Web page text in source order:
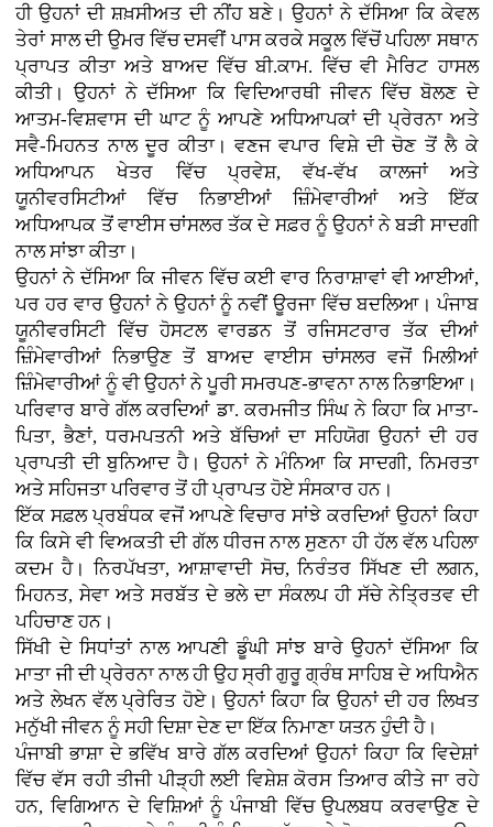
ਹੀ ਉਹਨਾਂ ਦੀ ਸ਼ਖ਼ਸੀਅਤ ਦੀ ਨੀਂਹ ਬਣੇ। ਉਹਨਾਂ ਨੇ ਦੱਸਿਆ ਕਿ ਕੇਵਲ
ਤੇਰਾਂ ਸਾਲ ਦੀ ਉਮਰ ਵਿੱਚ ਦਸਵੀਂ ਪਾਸ ਕਰਕੇ ਸਕੂਲ ਵਿੱਚੋਂ ਪਹਿਲਾ ਸਥਾਨ
ਪ੍ਰਾਪਤ ਕੀਤਾ ਅਤੇ ਬਾਅਦ ਵਿੱਚ ਬੀ.ਕਾਮ. ਵਿੱਚ ਵੀ ਮੈਰਿਟ ਹਾਸਲ
ਕੀਤੀ। ਉਹਨਾਂ ਨੇ ਦੱਸਿਆ ਕਿ ਵਿਦਿਆਰਥੀ ਜੀਵਨ ਵਿੱਚ ਬੋਲਣ ਦੇ
ਆਤਮ-ਵਿਸ਼ਵਾਸ ਦੀ ਘਾਟ ਨੂੰ ਆਪਣੇ ਅਧਿਆਪਕਾਂ ਦੀ ਪ੍ਰੇਰਨਾ ਅਤੇ
ਸਵੈ-ਮਿਹਨਤ ਨਾਲ ਦੂਰ ਕੀਤਾ। ਵਣਜ ਵਪਾਰ ਵਿਸ਼ੇ ਦੀ ਚੋਣ ਤੋਂ ਲੈ ਕੇ
ਅਧਿਆਪਨ ਖੇਤਰ ਵਿੱਚ ਪ੍ਰਵੇਸ਼, ਵੱਖ-ਵੱਖ ਕਾਲਜਾਂ ਅਤੇ
ਯੂਨੀਵਰਸਿਟੀਆਂ ਵਿੱਚ ਨਿਭਾਈਆਂ ਜ਼ਿੰਮੇਵਾਰੀਆਂ ਅਤੇ ਇੱਕ
ਅਧਿਆਪਕ ਤੋਂ ਵਾਈਸ ਚਾਂਸਲਰ ਤੱਕ ਦੇ ਸਫ਼ਰ ਨੂੰ ਉਹਨਾਂ ਨੇ ਬੜੀ ਸਾਦਗੀ
ਨਾਲ ਸਾਂਝਾ ਕੀਤਾ।
ਉਹਨਾਂ ਨੇ ਦੱਸਿਆ ਕਿ ਜੀਵਨ ਵਿੱਚ ਕਈ ਵਾਰ ਨਿਰਾਸ਼ਾਵਾਂ ਵੀ ਆਈਆਂ,
ਪਰ ਹਰ ਵਾਰ ਉਹਨਾਂ ਨੇ ਉਹਨਾਂ ਨੂੰ ਨਵੀਂ ਊਰਜਾ ਵਿੱਚ ਬਦਲਿਆ। ਪੰਜਾਬ
ਯੂਨੀਵਰਸਿਟੀ ਵਿੱਚ ਹੋਸਟਲ ਵਾਰਡਨ ਤੋਂ ਰਜਿਸਟਰਾਰ ਤੱਕ ਦੀਆਂ
ਜ਼ਿੰਮੇਵਾਰੀਆਂ ਨਿਭਾਉਣ ਤੋਂ ਬਾਅਦ ਵਾਈਸ ਚਾਂਸਲਰ ਵਜੋਂ ਮਿਲੀਆਂ
ਜ਼ਿੰਮੇਵਾਰੀਆਂ ਨੂੰ ਵੀ ਉਹਨਾਂ ਨੇ ਪੂਰੀ ਸਮਰਪਣ-ਭਾਵਨਾ ਨਾਲ ਨਿਭਾਇਆ।
ਪਰਿਵਾਰ ਬਾਰੇ ਗੱਲ ਕਰਦਿਆਂ ਡਾ. ਕਰਮਜੀਤ ਸਿੰਘ ਨੇ ਕਿਹਾ ਕਿ ਮਾਤਾ-
ਪਿਤਾ, ਭੈਣਾਂ, ਧਰਮਪਤਨੀ ਅਤੇ ਬੱਚਿਆਂ ਦਾ ਸਹਿਯੋਗ ਉਹਨਾਂ ਦੀ ਹਰ
ਪ੍ਰਾਪਤੀ ਦੀ ਬੁਨਿਆਦ ਹੈ। ਉਹਨਾਂ ਨੇ ਮੰਨਿਆ ਕਿ ਸਾਦਗੀ, ਨਿਮਰਤਾ
ਅਤੇ ਸਹਿਜਤਾ ਪਰਿਵਾਰ ਤੋਂ ਹੀ ਪ੍ਰਾਪਤ ਹੋਏ ਸੰਸਕਾਰ ਹਨ।
ਇੱਕ ਸਫ਼ਲ ਪ੍ਰਬੰਧਕ ਵਜੋਂ ਆਪਣੇ ਵਿਚਾਰ ਸਾਂਝੇ ਕਰਦਿਆਂ ਉਹਨਾਂ ਕਿਹਾ
ਕਿ ਕਿਸੇ ਵੀ ਵਿਅਕਤੀ ਦੀ ਗੱਲ ਧੀਰਜ ਨਾਲ ਸੁਣਨਾ ਹੀ ਹੱਲ ਵੱਲ ਪਹਿਲਾ
ਕਦਮ ਹੈ। ਨਿਰਪੱਖਤਾ, ਆਸ਼ਾਵਾਦੀ ਸੋਚ, ਨਿਰੰਤਰ ਸਿੱਖਣ ਦੀ ਲਗਨ,
ਮਿਹਨਤ, ਸੇਵਾ ਅਤੇ ਸਰਬੱਤ ਦੇ ਭਲੇ ਦਾ ਸੰਕਲਪ ਹੀ ਸੱਚੇ ਨੇਤ੍ਰਿਤਵ ਦੀ
ਪਹਿਚਾਣ ਹਨ।
ਸਿੱਖੀ ਦੇ ਸਿਧਾਂਤਾਂ ਨਾਲ ਆਪਣੀ ਡੂੰਘੀ ਸਾਂਝ ਬਾਰੇ ਉਹਨਾਂ ਦੱਸਿਆ ਕਿ
ਮਾਤਾ ਜੀ ਦੀ ਪ੍ਰੇਰਨਾ ਨਾਲ ਹੀ ਉਹ ਸ੍ਰੀ ਗੁਰੂ ਗ੍ਰੰਥ ਸਾਹਿਬ ਦੇ ਅਧਿਐਨ
ਅਤੇ ਲੇਖਨ ਵੱਲ ਪ੍ਰੇਰਿਤ ਹੋਏ। ਉਹਨਾਂ ਕਿਹਾ ਕਿ ਉਹਨਾਂ ਦੀ ਹਰ ਲਿਖਤ
ਮਨੁੱਖੀ ਜੀਵਨ ਨੂੰ ਸਹੀ ਦਿਸ਼ਾ ਦੇਣ ਦਾ ਇੱਕ ਨਿਮਾਣਾ ਯਤਨ ਹੁੰਦੀ ਹੈ।
ਪੰਜਾਬੀ ਭਾਸ਼ਾ ਦੇ ਭਵਿੱਖ ਬਾਰੇ ਗੱਲ ਕਰਦਿਆਂ ਉਹਨਾਂ ਕਿਹਾ ਕਿ ਵਿਦੇਸ਼ਾਂ
ਵਿੱਚ ਵੱਸ ਰਹੀ ਤੀਜੀ ਪੀੜ੍ਹੀ ਲਈ ਵਿਸ਼ੇਸ਼ ਕੋਰਸ ਤਿਆਰ ਕੀਤੇ ਜਾ ਰਹੇ
ਹਨ, ਵਿਗਿਆਨ ਦੇ ਵਿਸ਼ਿਆਂ ਨੂੰ ਪੰਜਾਬੀ ਵਿੱਚ ਉਪਲਬਧ ਕਰਵਾਉਣ ਦੇ